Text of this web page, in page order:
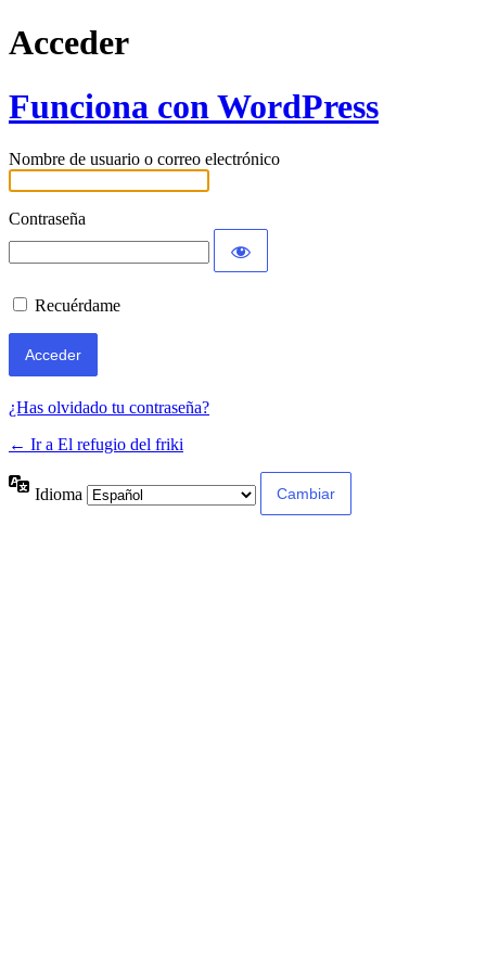
Acceder
Funciona con WordPress
Nombre de usuario o correo electrónico
Contraseña
Recuérdame
¿Has olvidado tu contraseña?
← Ir a El refugio del friki
Idioma